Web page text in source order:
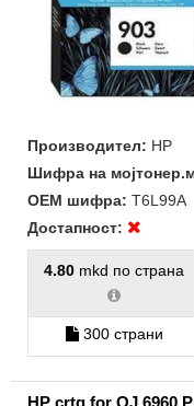
Производител: HP
Шифра на
ОЕМ шифра: T6L99A
Достапност:
4.80 mkd по страна
300 страни
HP crtg.for OJ 6960